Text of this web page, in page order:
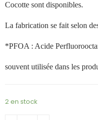
Cocotte sont disponibles.
La fabrication se fait selon
*PFOA : Acide
souvent utilisée dans les
2 en stock